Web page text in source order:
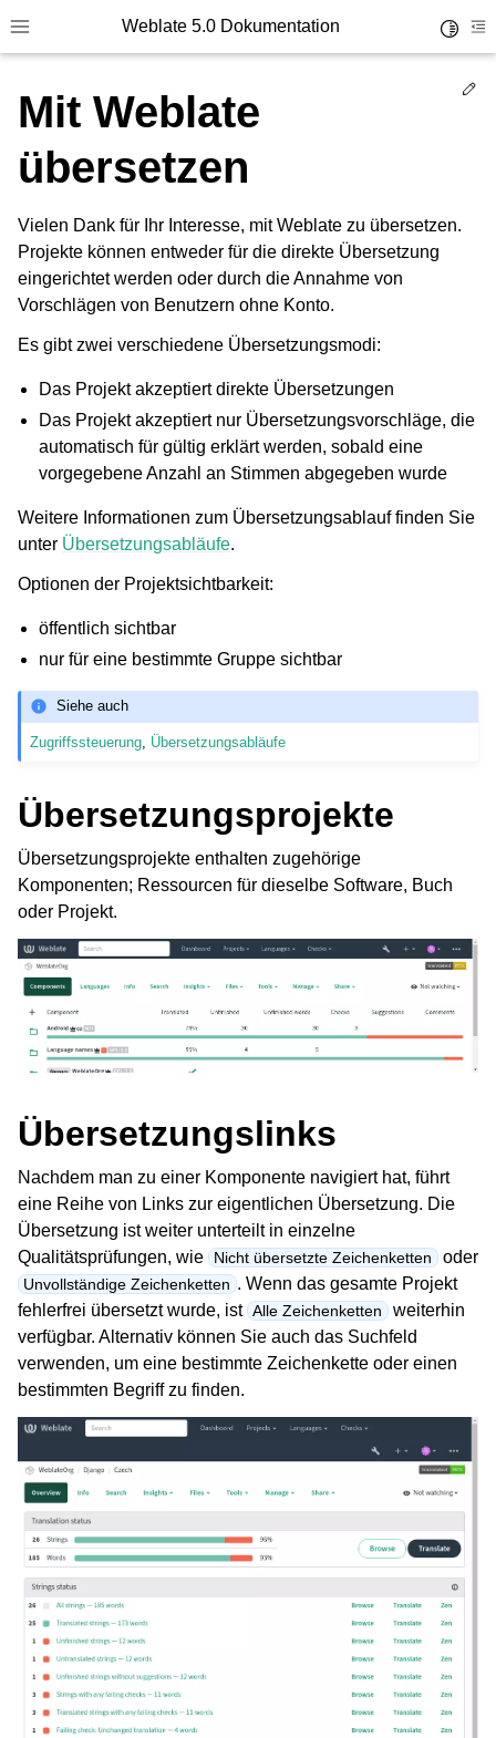
Toggle site navigation sidebar
Weblate 5.0 Dokumentation
navigation of Unterstützte Dateiformate
navigation of Konfigurationsanweisungen
Mit Weblate
übersetzen
Vielen Dank für Ihr Interesse, mit Weblate zu übersetzen.
Projekte können entweder für die direkte Übersetzung
eingerichtet werden oder durch die Annahme von
Vorschlägen von Benutzern ohne Konto.
Es gibt zwei verschiedene Übersetzungsmodi:
Das Projekt akzeptiert direkte Übersetzungen
Das Projekt akzeptiert nur Übersetzungsvorschläge, die
automatisch für gültig erklärt werden, sobald eine
vorgegebene Anzahl an Stimmen abgegeben wurde
Weitere Informationen zum Übersetzungsablauf finden Sie
unter Übersetzungsabläufe.
Optionen der Projektsichtbarkeit:
öffentlich sichtbar
nur für eine bestimmte Gruppe sichtbar
Siehe auch
Zugriffssteuerung Übersetzungsabläufe
Übersetzungsprojekte
Übersetzungsprojekte enthalten zugehörige
Komponenten; Ressourcen für dieselbe Software, Buch
oder Projekt.
Übersetzungslinks
Nachdem man zu einer Komponente navigiert hat, führt
eine Reihe von Links zur eigentlichen Übersetzung. Die
Übersetzung ist weiter unterteilt in einzelne
Qualitätsprüfungen, wie
Nicht übersetzte Zeichenketten oder
Unvollständige Zeichenketten . Wenn das gesamte Projekt
fehlerfrei übersetzt wurde, ist Alle Zeichenketten weiterhin
verfügbar. Alternativ können Sie auch das Suchfeld
verwenden, um eine bestimmte Zeichenkette oder einen
bestimmten Begriff zu finden.